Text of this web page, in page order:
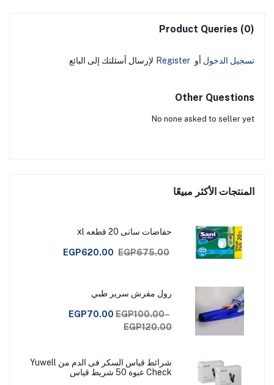
Product Queries (0)
تسجيل الدخول أو Register لإرسال أسئلتك إلى البائع
Other Questions
No none asked to seller yet
المنتجات الأكثر مبيعًا
حفاضات سانى 20 قطعه xl
EGP620.00 EGP675.00
رول مفرش سرير طبي
EGP70.00 EGP100.00 -
EGP120.00
شرائط قياس السكر فى الدم من Yuwell
Check عبوة 50 شريط قياس